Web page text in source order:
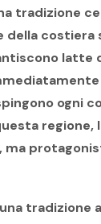
tradizione
della costiera
latte
ogni
regione,
tradizione